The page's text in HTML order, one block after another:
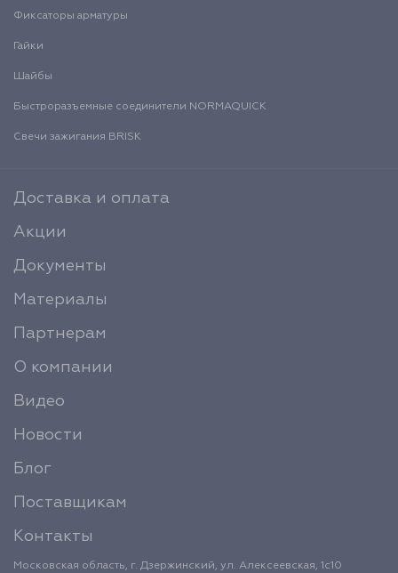
Фиксаторы арматуры
Гайки
Шайбы
Быстроразъемные соединители NORMAQUICK
Свечи зажигания BRISK
Доставка и оплата
Акции
Документы
Материалы
Партнерам
О компании
Видео
Новости
Блог
Поставщикам
Контакты
Московская область, г. Дзержинский, ул. Алексеевская, 1с10